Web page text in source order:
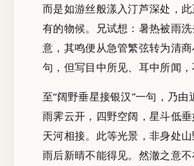
而是如游丝般漾入汀芦深处，
有的物候。兄试想：暑热被雨
意，其鸣便从急管繁弦转为清
句，但写目中所见、耳中所闻，
至“阔野垂星接银汉”一句，乃由
雨霁云开，四野空阔，星斗低
天河相接。此等光景，非身处
雨后新晴不能得见。然澈之意